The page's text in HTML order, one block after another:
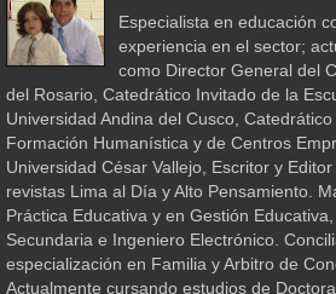
Especialista en educación
experiencia en el sector;
como Director General del
del Rosario, Catedrático Invitado de la
Universidad Andina del Cusco,
Formación Humanística y de Centros
Universidad César Vallejo, Escritor y
revistas Lima al Día y Alto Pensamiento.
Práctica Educativa y en Gestión
Secundaria e Ingeniero Electrónico.
especialización en Familia y Arbitro de
Actualmente cursando estudios de